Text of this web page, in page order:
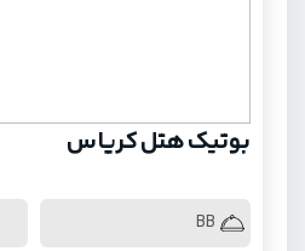
بوتیک هتل کریاس
BB